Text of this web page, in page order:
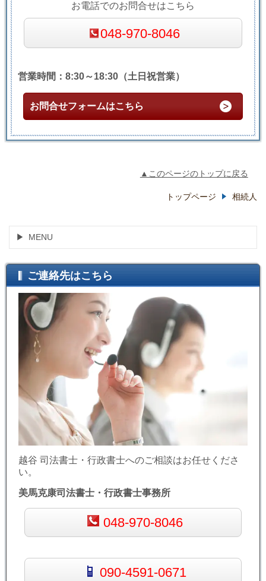
お電話でのお問合せはこちら
048-970-8046
営業時間：8:30～18:30（土日祝営業）
お問合せフォームはこちら
▲このページのトップに戻る
トップページ 相続人
MENU
ご連絡先はこちら
越谷 司法書士・行政書士へのご相談はお任せくださ
い。
美馬克康司法書士・行政書士事務所
048-970-8046
090-4591-0671